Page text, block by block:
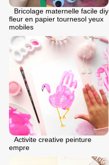
Bricolage maternelle facile diy
fleur en papier tournesol yeux
mobiles
Activite creative peinture
empre